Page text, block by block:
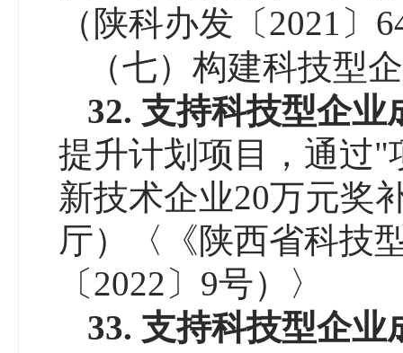
（陕科办发〔2021〕
（七）构建科技型
32. 支持科技型企业
提升计划项目，通过"
新技术企业20万元奖
厅）〈《陕西省科技
〔2022〕9号）〉
33. 支持科技型企业